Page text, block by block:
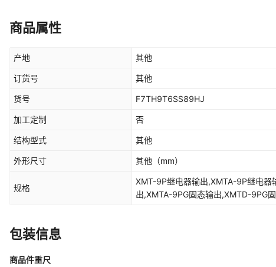
商品属性
产地 其他
订货号 其他
货号 F7TH9T6SS89HJ
加工定制 否
结构型式 其他
外形尺寸 其他 （mm）
规格
XMT-9P继电器输出,XMTA-9P继电
出,XMTA-9PG固态输出,XMTD-9PG
包装信息
商品件重尺